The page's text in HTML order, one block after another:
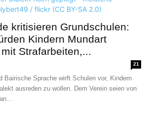
kritisieren Grundschulen:
Kindern Mundart
Strafarbeiten,...
21
Bairische Sprache wirft Schulen vor, Kindern
ausreden zu wollen. Dem Verein seien von